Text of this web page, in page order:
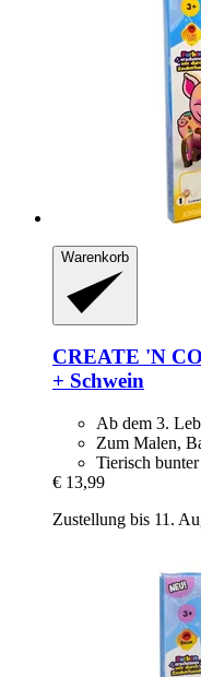
Warenkorb
CREATE 'N
+ Schwein
Ab dem 3.
Zum Malen,
Tierisch
€ 13,99
Zustellung bis 11.